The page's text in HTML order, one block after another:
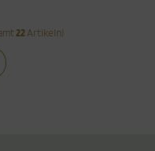
22Artikeln)